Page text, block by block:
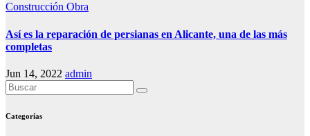
Construcción Obra
Así es la reparación de persianas en Alicante, una de las más
completas
Jun 14, 2022 admin
Categorías